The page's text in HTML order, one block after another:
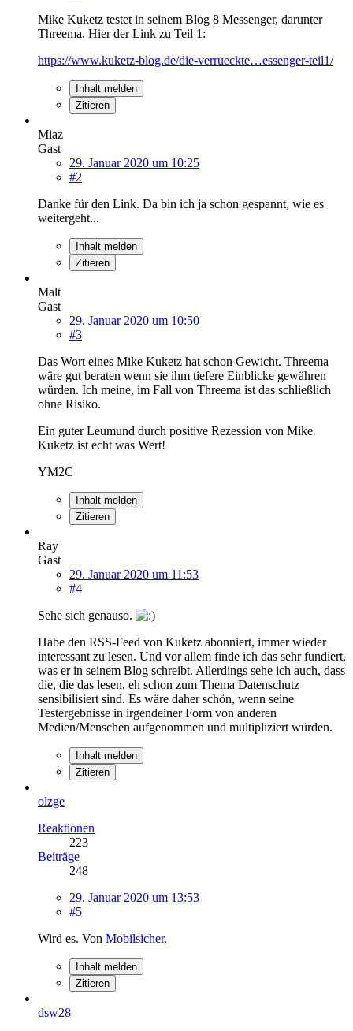
Mike Kuketz testet in seinem Blog 8 Messenger, darunter
Threema. Hier der Link zu Teil 1:
https://www.kuketz-blog.de/die-verrueckte…essenger-teil1/
Inhalt melden
Zitieren
Miaz
Gast
29. Januar 2020 um 10:25
#2
Danke für den Link. Da bin ich ja schon gespannt, wie es
weitergeht...
Inhalt melden
Zitieren
Malt
Gast
29. Januar 2020 um 10:50
#3
Das Wort eines Mike Kuketz hat schon Gewicht. Threema
wäre gut beraten wenn sie ihm tiefere Einblicke gewähren
würden. Ich meine, im Fall von Threema ist das schließlich
ohne Risiko.
Ein guter Leumund durch positive Rezession von Mike
Kuketz ist echt was Wert!
YM2C
Inhalt melden
Zitieren
Ray
Gast
29. Januar 2020 um 11:53
#4
Sehe sich genauso.
Habe den RSS-Feed von Kuketz abonniert, immer wieder
interessant zu lesen. Und vor allem finde ich das sehr fundiert,
was er in seinem Blog schreibt. Allerdings sehe ich auch, dass
die, die das lesen, eh schon zum Thema Datenschutz
sensibilisiert sind. Es wäre daher schön, wenn seine
Testergebnisse in irgendeiner Form von anderen
Medien/Menschen aufgenommen und multipliziert würden.
Inhalt melden
Zitieren
olzge
Reaktionen
223
Beiträge
248
29. Januar 2020 um 13:53
#5
Wird es. Von Mobilsicher.
Inhalt melden
Zitieren
dsw28